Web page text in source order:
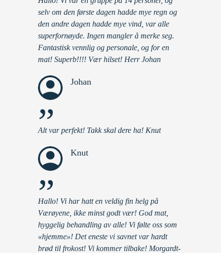
selv om den første dagen hadde mye regn og
den andre dagen hadde mye vind, var alle
superfornøyde. Ingen mangler å merke seg.
Fantastisk vennlig og personale, og for en
mat! Superb!!!! Vær hilset! Herr Johan
Johan
”
Alt var perfekt! Takk skal dere ha! Knut
Knut
”
Hallo! Vi har hatt en veldig fin helg på
Værøyene, ikke minst godt vær! God mat,
hyggelig behandling av alle! Vi følte oss som
«hjemme»! Det eneste vi savnet var hardt
brød til frokost! Vi kommer tilbake! Morgardt-